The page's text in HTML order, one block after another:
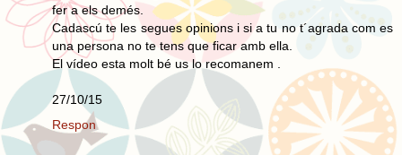
fer a els demés.
Cadascú te les segues opinions i si a tu no t´agrada com es
una persona no te tens que ficar amb ella.
El vídeo esta molt bé us lo recomanem .
27/10/15
Respon